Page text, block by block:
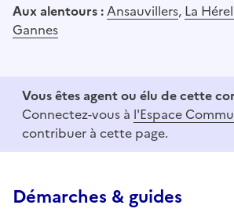
Aux alentours :Ansauvillers, La
Gannes
Vous êtes agent ou élu de cette
Connectez-vous à l'Espace
contribuer à cette page.
Démarches & guides